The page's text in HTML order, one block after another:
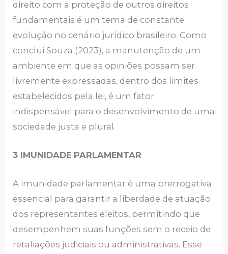
direito com a proteção de outros direitos
fundamentais é um tema de constante
evolução no cenário jurídico brasileiro. Como
conclui Souza (2023), a manutenção de um
ambiente em que as opiniões possam ser
livremente expressadas, dentro dos limites
estabelecidos pela lei, é um fator
indispensável para o desenvolvimento de uma
sociedade justa e plural.
3 IMUNIDADE PARLAMENTAR
A imunidade parlamentar é uma prerrogativa
essencial para garantir a liberdade de atuação
dos representantes eleitos, permitindo que
desempenhem suas funções sem o receio de
retaliações judiciais ou administrativas. Esse